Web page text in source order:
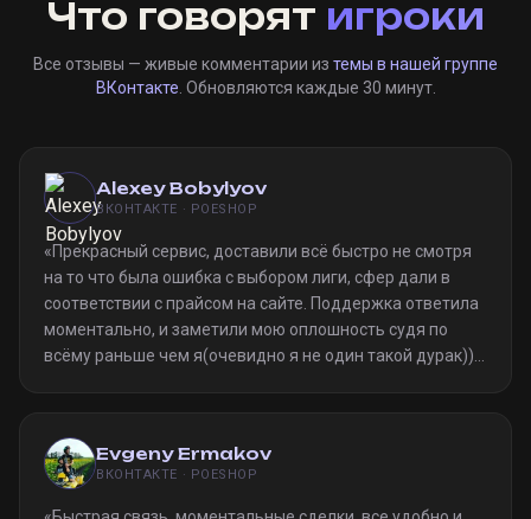
Что говорят игроки
Все отзывы — живые комментарии из темы в нашей группе
ВКонтакте . Обновляются каждые 30 минут.
Alexey Bobylyov
ВКОНТАКТЕ · POESHOP
«Прекрасный сервис, доставили всё быстро не смотря
на то что была ошибка с выбором лиги, сфер дали в
соответствии с прайсом на сайте. Поддержка ответила
моментально, и заметили мою оплошность судя по
всёму раньше чем я(очевидно я не один такой дурак)).
Evgeny Ermakov
ВКОНТАКТЕ · POESHOP